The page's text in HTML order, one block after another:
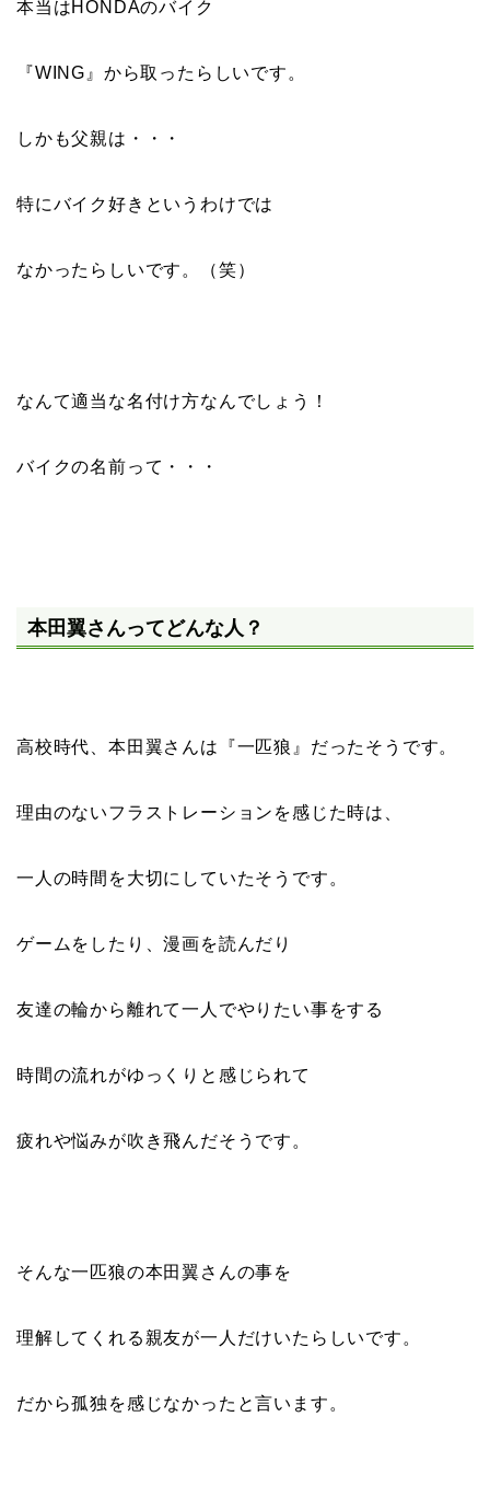
本当はHONDAのバイク
『WING 』から取ったらしいです。
しかも父親は・・・
特にバイク好きというわけでは
なかったらしいです。（笑）
なんて適当な名付け方なんでしょう！
バイクの名前って・・・
本田翼さんってどんな人？
高校時代、本田翼さんは『 一匹狼 』だったそうです。
理由のないフラストレーションを感じた時は、
一人の時間を大切にしていたそうです。
ゲームをしたり、漫画を読んだり
友達の輪から離れて一人でやりたい事をする
時間の流れがゆっくりと感じられて
疲れや悩みが吹き飛んだそうです。
そんな一匹狼の本田翼さんの事を
理解してくれる親友が一人だけいたらしいです。
だから孤独を感じなかったと言います。